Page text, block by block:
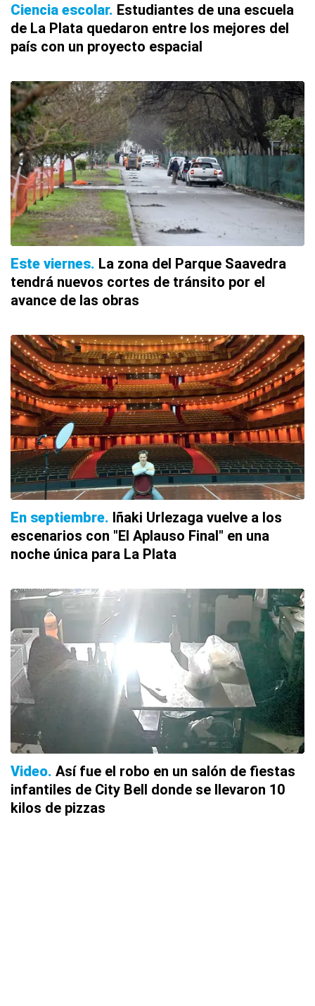
Ciencia escolar Estudiantes de una escuela
de La Plata quedaron entre los mejores del
país con un proyecto espacial
Este viernes La zona del Parque Saavedra
tendrá nuevos cortes de tránsito por el
avance de las obras
En septiembre Iñaki Urlezaga vuelve a los
escenarios con "El Aplauso Final" en una
noche única para La Plata
Video Así fue el robo en un salón de fiestas
infantiles de City Bell donde se llevaron 10
kilos de pizzas